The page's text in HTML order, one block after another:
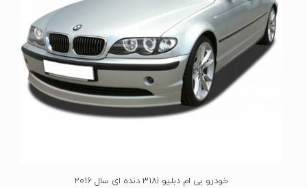
خودرو بی ام دبلیو 318i دنده ای سال 2016